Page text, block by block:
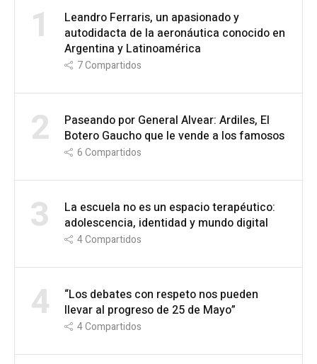
1
Leandro Ferraris, un apasionado y
autodidacta de la aeronáutica conocido en
Argentina y Latinoamérica
7Compartidos
2
Paseando por General Alvear: Ardiles, El
Botero Gaucho que le vende a los famosos
6Compartidos
3
La escuela no es un espacio terapéutico:
adolescencia, identidad y mundo digital
4Compartidos
4
“Los debates con respeto nos pueden
llevar al progreso de 25 de Mayo”
4Compartidos